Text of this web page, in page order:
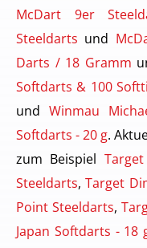
McDart 9er
Steeldarts und
Darts / 18 Gramm
Softdarts & 100
und Winmau
Softdarts - 20 g.
zum Beispiel
Steeldarts,Target
Point Steeldarts,
Japan Softdarts - 18